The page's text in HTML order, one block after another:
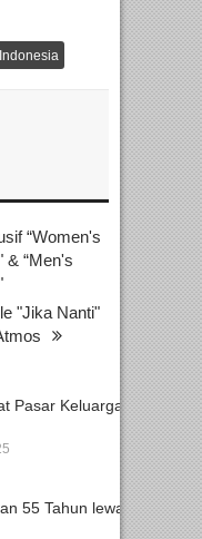
“Women's
& “Men's
"Jika Nanti"
Pasar Keluarga
55 Tahun lewat